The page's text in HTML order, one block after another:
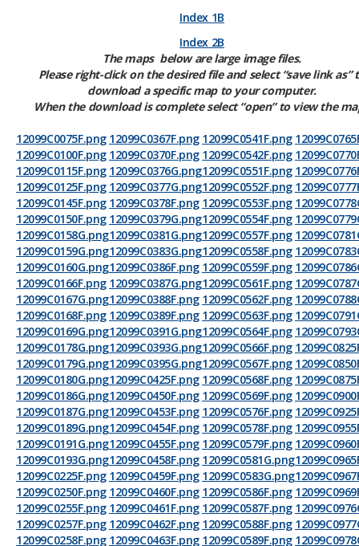
Index 1B
Ind​ex 2B
The maps below are large image files.
Please right-click on the desired file and select “save link as”
download a specific map to your computer.
When the download is complete select “open” to view the
12099C0075F.png
12099C0100F.png
12099C0115F.png
12099C0125F.png
12099C0145F.png
12099C0150F.png
12099C0158G.png
12099C0159G.png
12099C0160G.png
12099C0166F.png
12099C0167G.png
12099C0168F.png
12099C0169G.png
12099C0178G.png
12099C0179G.png
12099C0180G.png
12099C0186G.png
12099C0187G.png
12099C0189G.png
12099C0191G.png
12099C0193G.png
12099C0225F.png
12099C0250F.png
12099C0255F.png
12099C0257F.png
12099C0258F.png
12099C0367F.png
12099C0370F.png
12099C0376G.png
12099C0377G.png
12099C0378F.png
12099C0379G.png
12099C0381G.png
12099C0383G.png
12099C0386F.png
12099C0387G.png
12099C0388F.png
12099C0389F.png
12099C0391G.png
12099C03​93G.png
12099C0395G.png
12099C0425F.png
12099C0450F.png
12099C0453F.png
12099C0454F.png
12099C0455F.png
12099C0458F.png
12099C0459F.png
12099C0460F.png
12099C0461F.png
12099C0462F.png
12099C0463F.png
12099C0541F.png
12099C0542F.png
12099C0551F.png
12099C0552F.png
12099C0553F.png
12099C0554F.png
12099C0557F.png
12099C0558F.png
12099C0559F.png
12099C0561F.png
12099C0562F.png
12099C0563F.png
12099C0564F.png
12099C0566F.png
12099C0567F.png
12099C0568F.png
12099C0569F.png
12099C0576F.png
12099C0578F.png
12099C0579F.png
12099C0581G.png
12099C0583G.png
12099C0586F.png
12099C0587F.png
12099C0588F.png
12099C0589F.png